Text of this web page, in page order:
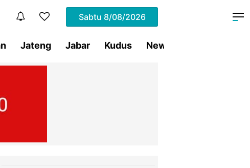
Sabtu 8/08/2026
Jateng Jabar Kudus News